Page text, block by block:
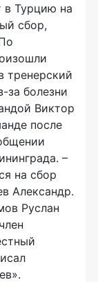
в Турцию на
сбор,
тренерский
болезни
Виктор
после
–
на сбор
Александр.
Руслан